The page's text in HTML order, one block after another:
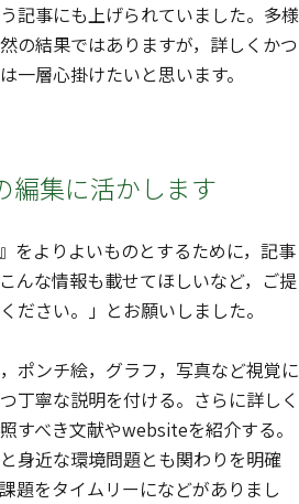
記事にも上げられていました。多様
の結果ではありますが，詳しくかつ
一層心掛けたいと思います。
編集に活かします
をよりよいものとするために，記事
んな情報も載せてほしいなど，ご提
ださい。」とお願いしました。
ポンチ絵，グラフ，写真など視覚に
丁寧な説明を付ける。さらに詳しく
すべき文献やwebsiteを紹介する。
身近な環境問題とも関わりを明確
題をタイムリーになどがありまし